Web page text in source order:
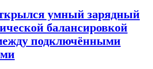
умный зарядный
балансировкой
подключёнными